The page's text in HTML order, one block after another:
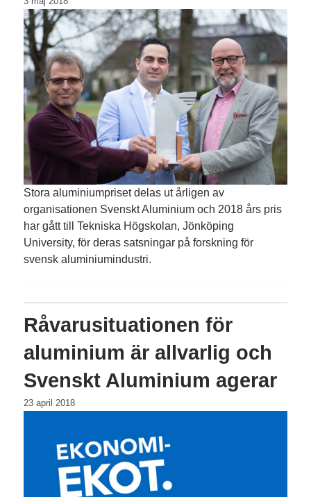
Stora aluminiumpriset delas ut årligen av
organisationen Svenskt Aluminium och 2018 års pris
har gått till Tekniska Högskolan, Jönköping
University, för deras satsningar på forskning för
svensk aluminiumindustri.
Råvarusituationen för
aluminium är allvarlig och
Svenskt Aluminium agerar
23 april 2018